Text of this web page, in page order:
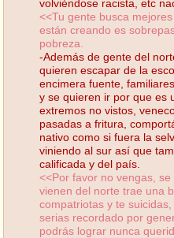
volviéndose racista, etc
<<Tu gente busca
están creando es
pobreza.
-Además de gente del
quieren escapar de la
encimera fuente,
y se quieren ir por que es
extremos no vistos,
pasadas a fritura,
nativo como si fuera la
viniendo al sur así que
calificada y del país.
<<Por favor no vengas,
vienen del norte trae una
compatriotas y te
serias recordado por
podrás lograr nunca